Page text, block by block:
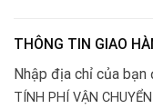
THÔNG TIN GIAO
Nhập địa chỉ của bạn
TÍNH PHÍ VẬN CHUYỂN